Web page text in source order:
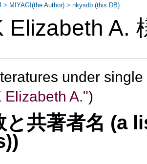
Elizabeth A.
under
Elizabeth A.")
と共著者名 (a
> MIYAGI(the Author) >nkysdb (this DB)